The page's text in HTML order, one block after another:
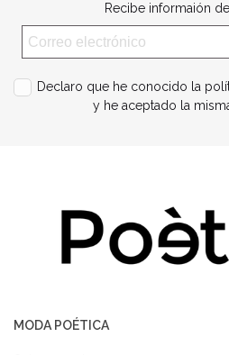
Recibe informaión
Declaro que he conocido la
y he aceptado la
MODA POÉTICA